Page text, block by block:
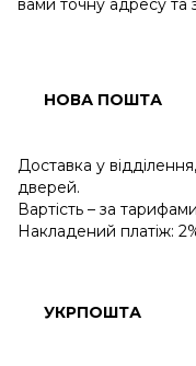
НОВА ПОШТА
Доставка у
дверей.
Вартість – за
Накладений платіж:
УКРПОШТА